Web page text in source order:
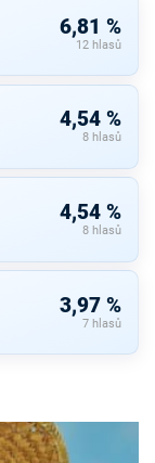
6,81 %
12 hlasů
4,54 %
8 hlasů
4,54 %
8 hlasů
3,97 %
7 hlasů